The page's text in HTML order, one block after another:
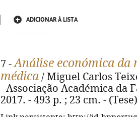
ADICIONAR À LISTA
7 -Análise económica
médica / Miguel Carlos
- Associação Académica da
2017. - 493 p. ; 23 cm. -